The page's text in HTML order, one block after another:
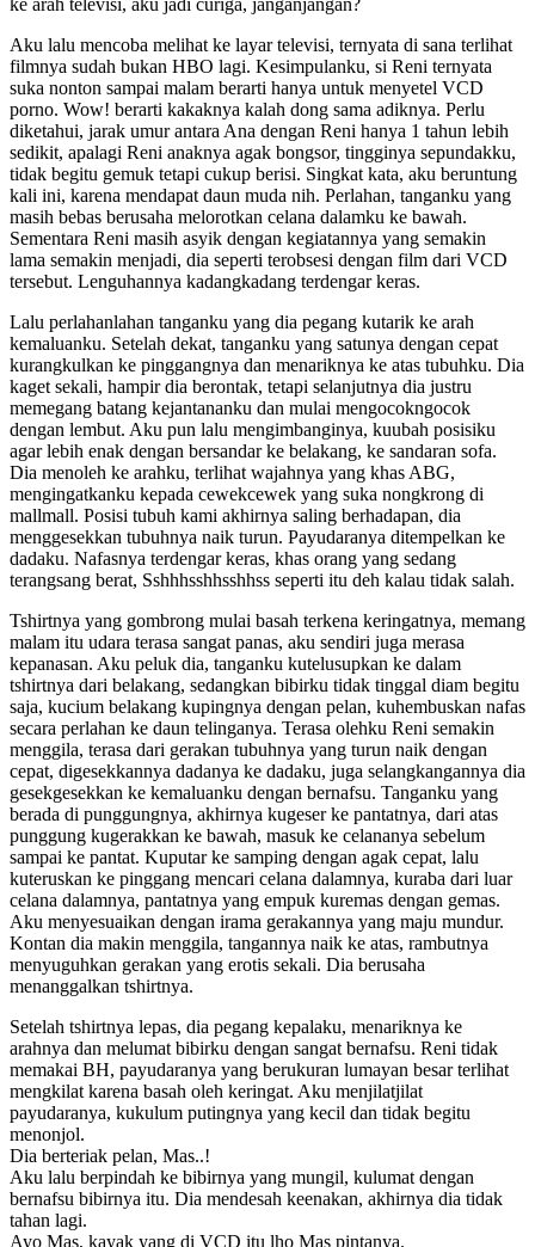
Aku lalu mencoba melihat ke layar televisi, ternyata di sana terlihat
filmnya sudah bukan HBO lagi. Kesimpulanku, si Reni ternyata
suka nonton sampai malam berarti hanya untuk menyetel VCD
porno. Wow! berarti kakaknya kalah dong sama adiknya. Perlu
diketahui, jarak umur antara Ana dengan Reni hanya 1 tahun lebih
sedikit, apalagi Reni anaknya agak bongsor, tingginya sepundakku,
tidak begitu gemuk tetapi cukup berisi. Singkat kata, aku beruntung
kali ini, karena mendapat daun muda nih. Perlahan, tanganku yang
masih bebas berusaha melorotkan celana dalamku ke bawah.
Sementara Reni masih asyik dengan kegiatannya yang semakin
lama semakin menjadi, dia seperti terobsesi dengan film dari VCD
tersebut. Lenguhannya kadangkadang terdengar keras.
Lalu perlahanlahan tanganku yang dia pegang kutarik ke arah
kemaluanku. Setelah dekat, tanganku yang satunya dengan cepat
kurangkulkan ke pinggangnya dan menariknya ke atas tubuhku. Dia
kaget sekali, hampir dia berontak, tetapi selanjutnya dia justru
memegang batang kejantananku dan mulai mengocokngocok
dengan lembut. Aku pun lalu mengimbanginya, kuubah posisiku
agar lebih enak dengan bersandar ke belakang, ke sandaran sofa.
Dia menoleh ke arahku, terlihat wajahnya yang khas ABG,
mengingatkanku kepada cewekcewek yang suka nongkrong di
mallmall. Posisi tubuh kami akhirnya saling berhadapan, dia
menggesekkan tubuhnya naik turun. Payudaranya ditempelkan ke
dadaku. Nafasnya terdengar keras, khas orang yang sedang
terangsang berat, Sshhhsshhsshhss seperti itu deh kalau tidak salah.
Tshirtnya yang gombrong mulai basah terkena keringatnya, memang
malam itu udara terasa sangat panas, aku sendiri juga merasa
kepanasan. Aku peluk dia, tanganku kutelusupkan ke dalam
tshirtnya dari belakang, sedangkan bibirku tidak tinggal diam begitu
saja, kucium belakang kupingnya dengan pelan, kuhembuskan nafas
secara perlahan ke daun telinganya. Terasa olehku Reni semakin
menggila, terasa dari gerakan tubuhnya yang turun naik dengan
cepat, digesekkannya dadanya ke dadaku, juga selangkangannya dia
gesekgesekkan ke kemaluanku dengan bernafsu. Tanganku yang
berada di punggungnya, akhirnya kugeser ke pantatnya, dari atas
punggung kugerakkan ke bawah, masuk ke celananya sebelum
sampai ke pantat. Kuputar ke samping dengan agak cepat, lalu
kuteruskan ke pinggang mencari celana dalamnya, kuraba dari luar
celana dalamnya, pantatnya yang empuk kuremas dengan gemas.
Aku menyesuaikan dengan irama gerakannya yang maju mundur.
Kontan dia makin menggila, tangannya naik ke atas, rambutnya
menyuguhkan gerakan yang erotis sekali. Dia berusaha
menanggalkan tshirtnya.
Setelah tshirtnya lepas, dia pegang kepalaku, menariknya ke
arahnya dan melumat bibirku dengan sangat bernafsu. Reni tidak
memakai BH, payudaranya yang berukuran lumayan besar terlihat
mengkilat karena basah oleh keringat. Aku menjilatjilat
payudaranya, kukulum putingnya yang kecil dan tidak begitu
menonjol.
Dia berteriak pelan, Mas..!
Aku lalu berpindah ke bibirnya yang mungil, kulumat dengan
bernafsu bibirnya itu. Dia mendesah keenakan, akhirnya dia tidak
tahan lagi.
Ayo Mas, kayak yang di VCD itu lho Mas pintanya.